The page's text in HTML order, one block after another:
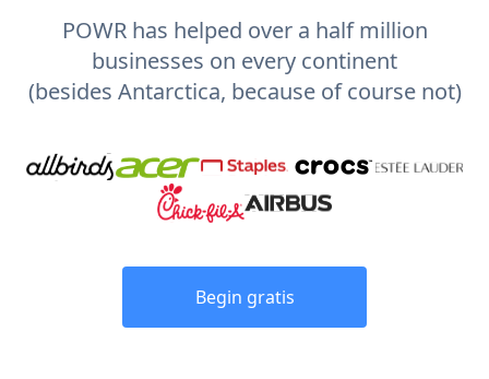
POWR has helped over a half million
businesses on every continent
(besides Antarctica, because of course not)
Begin gratis